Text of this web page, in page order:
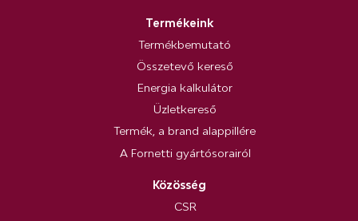
Termékeink
Termékbemutató
Összetevő kereső
Energia kalkulátor
Üzletkereső
Termék, a brand alappillére
A Fornetti gyártósorairól
Közösség
CSR